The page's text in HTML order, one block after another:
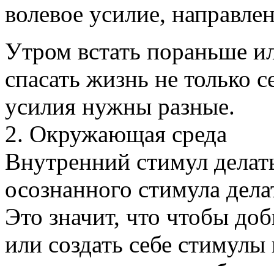
волевое усилие,
Утром встать пораньше
спасать жизнь не
усилия нужны разные.
2. Окружающая среда
Внутренний стимул
осознанного стимула
Это значит, что чтобы
или создать себе